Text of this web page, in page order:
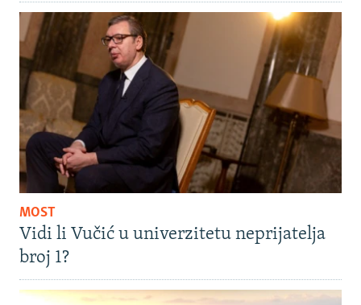
MOST
Vidi li Vučić u univerzitetu neprijatelja
broj 1?